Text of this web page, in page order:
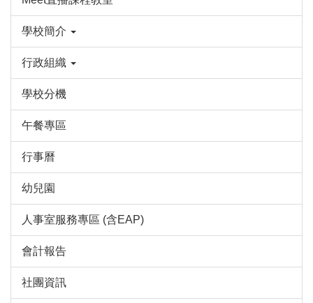
學校簡介
行政組織
學校分機
午餐專區
行事曆
幼兒園
人事室服務專區 (含EAP)
會計報告
社團資訊